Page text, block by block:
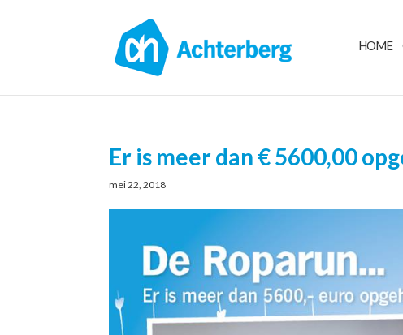
HOME
Er is meer dan € 5600,00
mei 22, 2018